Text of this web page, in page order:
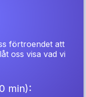
förtroendet att
oss visa vad vi
min):